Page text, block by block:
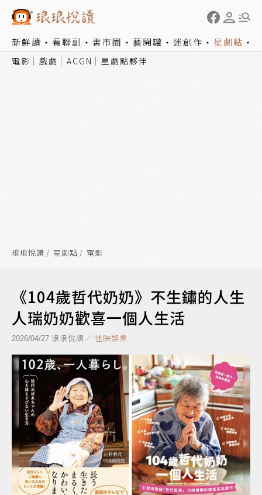
新鮮讀 看聯副 書市圈 藝開罐 迷創作 星劇點
電影 戲劇 ACGN 星劇點夥伴
琅琅悅讀 星劇點 電影
《104歲哲代奶奶》不生鏽的人生
人瑞奶奶歡喜一個人生活
2026/04/27 琅琅悅讀／ 佳映娛樂